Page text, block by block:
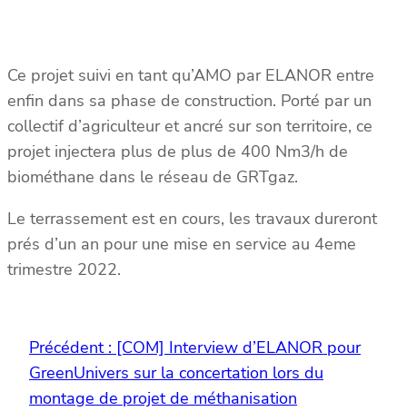
Ce projet suivi en tant qu’AMO par ELANOR entre
enfin dans sa phase de construction. Porté par un
collectif d’agriculteur et ancré sur son territoire, ce
projet injectera plus de plus de 400 Nm3/h de
biométhane dans le réseau de GRTgaz.
Le terrassement est en cours, les travaux dureront
prés d’un an pour une mise en service au 4eme
trimestre 2022.
Précédent : [COM] Interview d’ELANOR pour
GreenUnivers sur la concertation lors du
montage de projet de méthanisation